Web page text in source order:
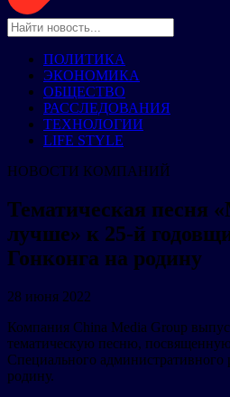
ПОЛИТИКА
ЭКОНОМИКА
ОБЩЕСТВО
РАССЛЕДОВАНИЯ
ТЕХНОЛОГИИ
LIFE STYLE
НОВОСТИ КОМПАНИЙ
Тематическая песня
лучше» к 25-й
Гонконга на родину
28 июня 2022
Компания China Media Group
тематическую песню,
Специального
родину.